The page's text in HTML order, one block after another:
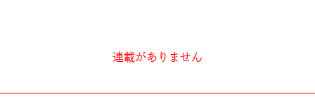
連載がありません